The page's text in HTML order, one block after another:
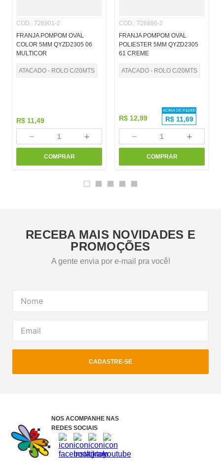
COD.: 728901-2
FRANJA POMPOM OVAL
COLOR 5MM QYZD2305 06
MULTICOR
ATACADO - ROLO C/20MTS
R$ 11,49
＋
－
COMPRAR
COD.: 728886-2
FRANJA POMPOM OVAL
POLIESTER 5MM QYZD2305
61 CREME
ATACADO - ROLO C/20MTS
R$ 12,99
ACIMA DE R$1000
R$ 11,69
＋
－
COMPRAR
RECEBA MAIS NOVIDADES E
PROMOÇÕES
A gente envia por e-mail pra você!
CADASTRE-SE
NOS ACOMPANHE NAS
REDES SOCIAIS